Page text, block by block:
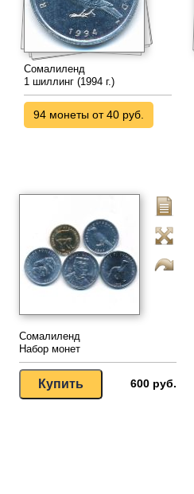
Сомалиленд
1 шиллинг (1994 г.)
94 монеты от 40 руб.
Сомалиленд
Набор монет
600 руб.